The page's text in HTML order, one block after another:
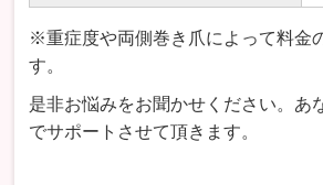
※重症度や両側巻き爪によって料金
す。
是非お悩みをお聞かせください。あ
でサポートさせて頂きます。